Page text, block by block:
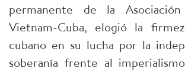
permanente de la
Vietnam-Cuba, elogió la
cubano en su lucha por la
soberanía frente al